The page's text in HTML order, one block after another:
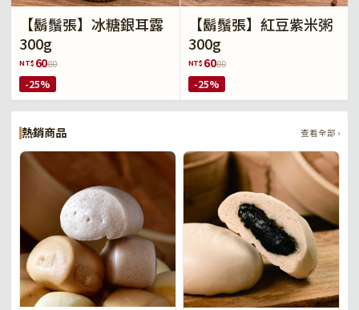
【鬍鬚張】冰糖銀耳露
300g
NT$ 6080
-25%
【鬍鬚張】紅豆紫米粥
300g
NT$ 6080
-25%
熱銷商品 查看全部 ›